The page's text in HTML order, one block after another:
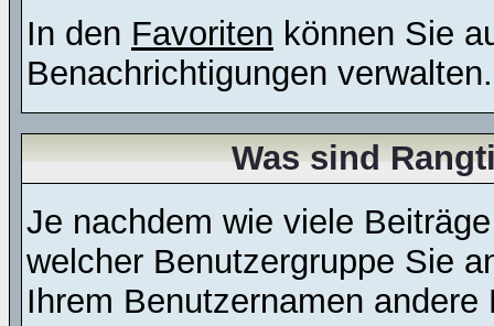
In den Favoriten können Sie
Benachrichtigungen verwalten.
Was sind
Je nachdem wie viele
welcher Benutzergruppe Sie
Ihrem Benutzernamen